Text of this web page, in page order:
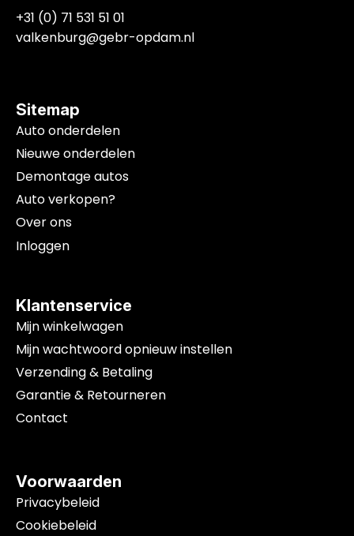
+31 (0) 71 531 51 01
valkenburg@gebr-opdam.nl
Sitemap
Auto onderdelen
Nieuwe onderdelen
Demontage autos
Auto verkopen?
Over ons
Inloggen
Klantenservice
Mijn winkelwagen
Mijn wachtwoord opnieuw instellen
Verzending & Betaling
Garantie & Retourneren
Contact
Voorwaarden
Privacybeleid
Cookiebeleid